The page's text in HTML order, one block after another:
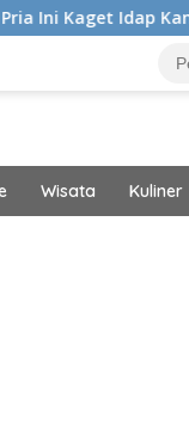
Kanker Stadium 4
Wisata Kuliner